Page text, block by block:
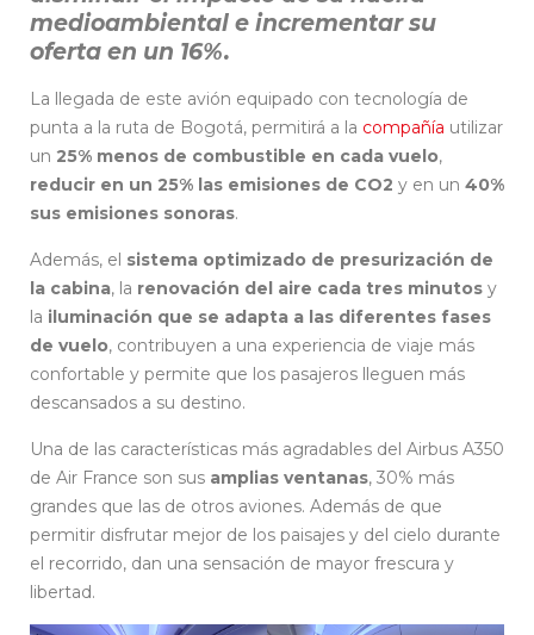
medioambiental e incrementar su
oferta en un 16%.
La llegada de este avión equipado con tecnología de
punta a la ruta de Bogotá, permitirá a la compañía utilizar
un 25% menos de combustible en cada vuelo,
reducir en un 25% las emisiones de CO2 y en un 40%
sus emisiones sonoras.
Además, el sistema optimizado de presurización de
la cabina, la renovación del aire cada tres minutos y
la iluminación que se adapta a las diferentes fases
de vuelo, contribuyen a una experiencia de viaje más
confortable y permite que los pasajeros lleguen más
descansados a su destino.
Una de las características más agradables del Airbus A350
de Air France son sus amplias ventanas, 30% más
grandes que las de otros aviones. Además de que
permitir disfrutar mejor de los paisajes y del cielo durante
el recorrido, dan una sensación de mayor frescura y
libertad.